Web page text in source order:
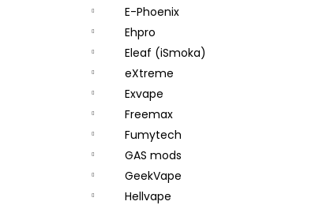
E-Phoenix
Ehpro
Eleaf (iSmoka)
eXtreme
Exvape
Freemax
Fumytech
GAS mods
GeekVape
Hellvape